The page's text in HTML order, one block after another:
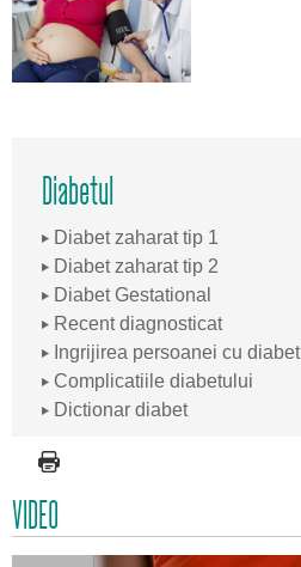
Diabetul
Diabet zaharat tip 1
Diabet zaharat tip 2
Diabet Gestational
Recent diagnosticat
Ingrijirea persoanei cu diabet
Complicatiile diabetului
Dictionar diabet
VIDEO